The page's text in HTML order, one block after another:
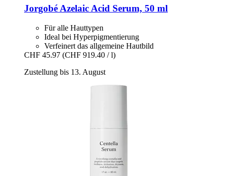
Jorgobé Azelaic Acid Serum, 50 ml
Für alle Hauttypen
Ideal bei Hyperpigmentierung
Verfeinert das allgemeine Hautbild
CHF 45.97 (CHF 919.40 / l)
Zustellung bis 13. August